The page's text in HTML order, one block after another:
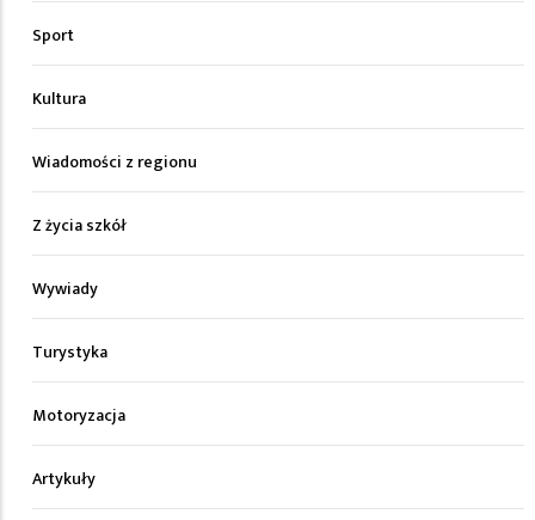
Sport
Kultura
Wiadomości z regionu
Z życia szkół
Wywiady
Turystyka
Motoryzacja
Artykuły